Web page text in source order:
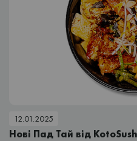
12.01.2025
Нові Пад Тай від